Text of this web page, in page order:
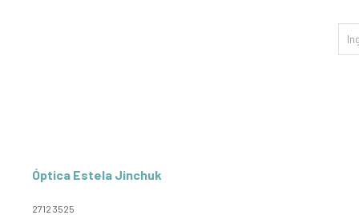
Óptica Estela Jinchuk
2712 3525